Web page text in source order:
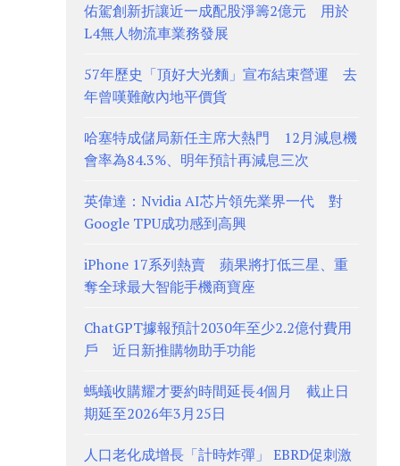
佑駕創新折讓近一成配股淨籌2億元 用於
L4無人物流車業務發展
57年歷史「頂好大光麵」宣布結束營運 去
年曾嘆難敵內地平價貨
哈塞特成儲局新任主席大熱門 12月減息機
會率為84.3%、明年預計再減息三次
英偉達：Nvidia AI芯片領先業界一代 對
Google TPU成功感到高興
iPhone 17系列熱賣 蘋果將打低三星、重
奪全球最大智能手機商寶座
ChatGPT據報預計2030年至少2.2億付費用
戶 近日新推購物助手功能
螞蟻收購耀才要約時間延長4個月 截止日
期延至2026年3月25日
人口老化成增長「計時炸彈」 EBRD促刺激